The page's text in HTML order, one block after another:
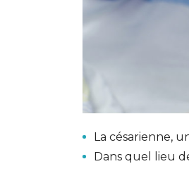
La césarienne,
Dans quel lieu